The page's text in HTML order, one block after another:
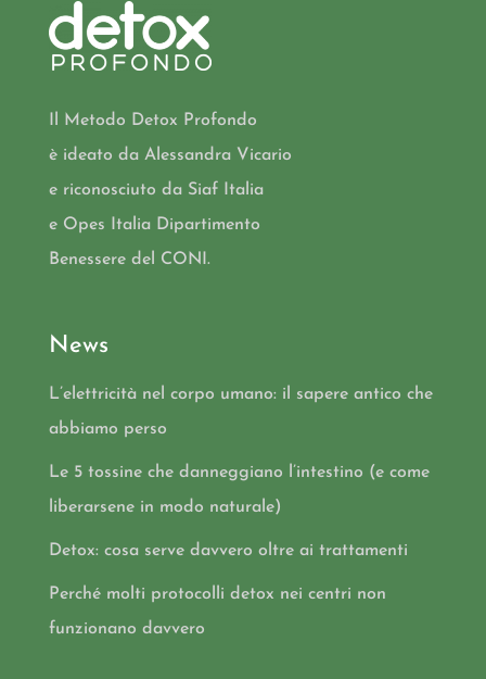
Il Metodo Detox Profondo
è ideato da Alessandra Vicario
e riconosciuto da Siaf Italia
e Opes Italia Dipartimento
Benessere del CONI.
News
L’elettricità nel corpo umano: il sapere antico che
abbiamo perso
Le 5 tossine che danneggiano l’intestino (e come
liberarsene in modo naturale)
Detox: cosa serve davvero oltre ai trattamenti
Perché molti protocolli detox nei centri non
funzionano davvero